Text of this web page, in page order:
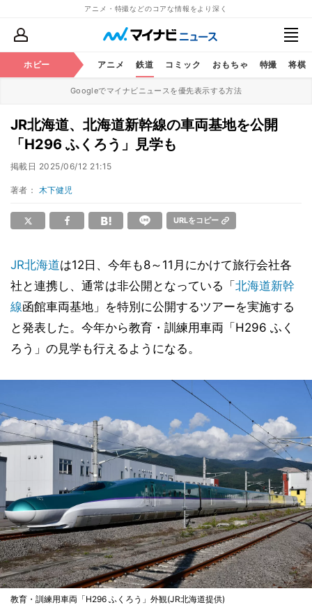
アニメ・特撮などのコアな情報をより深く
ホビー アニメ 鉄道 コミック おもちゃ 特撮 将棋
Googleでマイナビニュースを優先表示する方法
JR北海道、北海道新幹線の車両基地を公開
「H296 ふくろう」見学も
掲載日 2025/06/12 21:15
著者： 木下健児
URLをコピー
JR北海道は12日、今年も8～11月にかけて旅行会社各
社と連携し、通常は非公開となっている「 北海道新幹
線函館車両基地」を特別に公開するツアーを実施する
と発表した。今年から教育・訓練用車両「H296 ふく
ろう」の見学も行えるようになる。
教育・訓練用車両「H296 ふくろう」外観(JR北海道提供)